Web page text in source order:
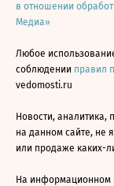
в отношении
Медиа»
Любое
соблюдении правил
vedomosti.ru
Новости, аналитика,
на данном сайте, не
или продаже каких-
На информационном